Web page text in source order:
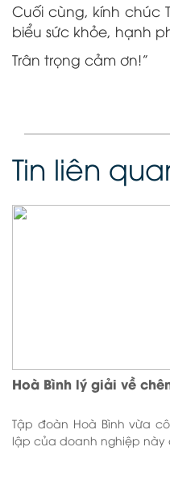
Cuối cùng, kính chúc
biểu sức khỏe, hạnh
Trân trọng cảm ơn!”
Tin liên
Hoà Bình lý giải về
Tập đoàn Hoà Bình vừa
lập của doanh nghiệp này